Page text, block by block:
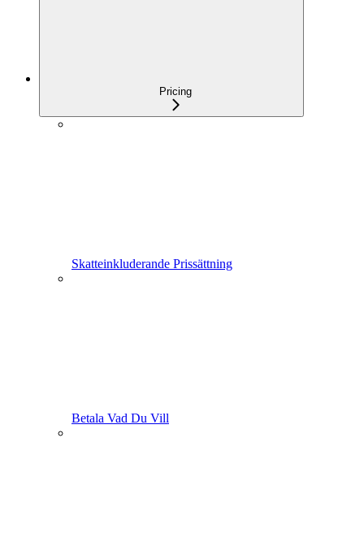
Pricing
Skatteinkluderande Prissättning
Betala Vad Du Vill